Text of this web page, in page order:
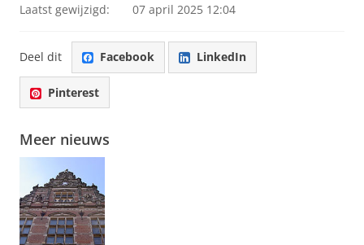
Laatst gewijzigd: 07 april 2025 12:04
Deel dit Facebook LinkedIn
Pinterest
Meer nieuws